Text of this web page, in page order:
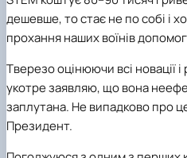
дешевше, то стає не по собі і
прохання наших воїнів
Тверезо оцінюючи всі новації і
укотре заявляю, що вона
заплутана. Не випадково про
Президент.